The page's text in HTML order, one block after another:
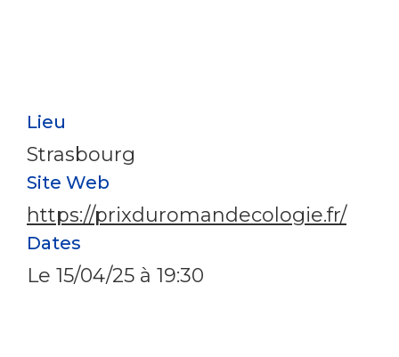
Lieu
Strasbourg
Site Web
https://prixduromandecologie.fr/
Dates
Le 15/04/25 à 19:30